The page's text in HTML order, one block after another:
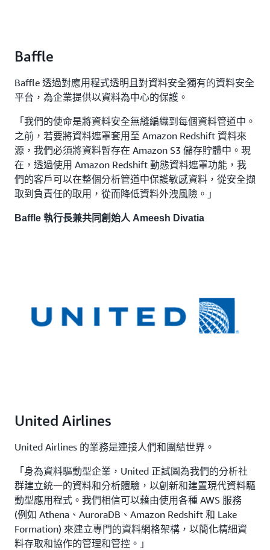
Baffle
Baffle 透過對應用程式透明且對資料安全獨有的資料安全
平台，為企業提供以資料為中心的保護。
「我們的使命是將資料安全無縫編織到每個資料管道中。
之前，若要將資料遮罩套用至 Amazon Redshift 資料來
源，我們必須將資料暫存在 Amazon S3 儲存貯體中。現
在，透過使用 Amazon Redshift 動態資料遮罩功能，我
們的客戶可以在整個分析管道中保護敏感資料，從安全擷
取到負責任的取用，從而降低資料外洩風險。」
Baffle 執行長兼共同創始人 Ameesh Divatia
United Airlines
United Airlines 的業務是連接人們和團結世界。
「身為資料驅動型企業，United 正試圖為我們的分析社
群建立統一的資料和分析體驗，以創新和建置現代資料驅
動型應用程式。我們相信可以藉由使用各種 AWS 服務
(例如 Athena、AuroraDB、Amazon Redshift 和 Lake
Formation) 來建立專門的資料網格架構，以簡化精細資
料存取和協作的管理和管控。」